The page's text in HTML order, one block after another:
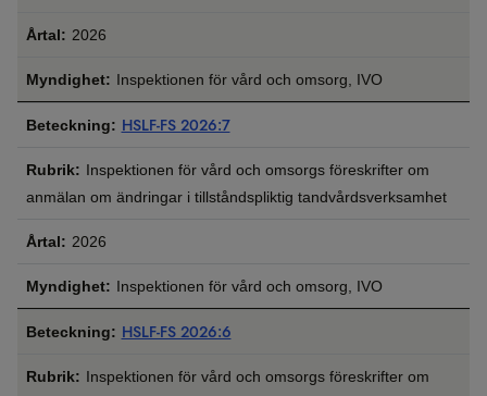
2026
Inspektionen för vård och omsorg, IVO
HSLF-FS 2026:7
Inspektionen för vård och omsorgs föreskrifter om
anmälan om ändringar i tillståndspliktig tandvårdsverksamhet
2026
Inspektionen för vård och omsorg, IVO
HSLF-FS 2026:6
Inspektionen för vård och omsorgs föreskrifter om